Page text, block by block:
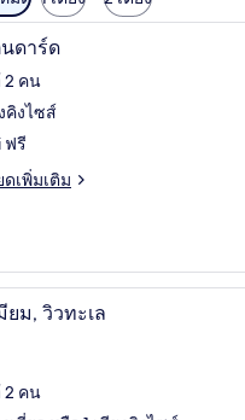
ห้องสแตน
ดาร์ด
2 คน
คิงไซส์
ฟรี
ดเพิ่มเติม
ห้องพรีเมี
ยม, วิวทะเล
2 คน